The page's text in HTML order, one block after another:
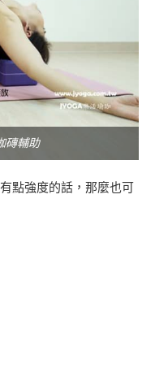
磚輔助
點強度的話，那麼也可